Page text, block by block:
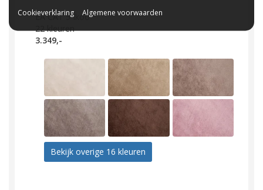
EA CAT 5 Ikoo
22 kleuren
3.349,-
Bekijk overige 16 kleuren
Cookieverklaring Algemene voorwaarden